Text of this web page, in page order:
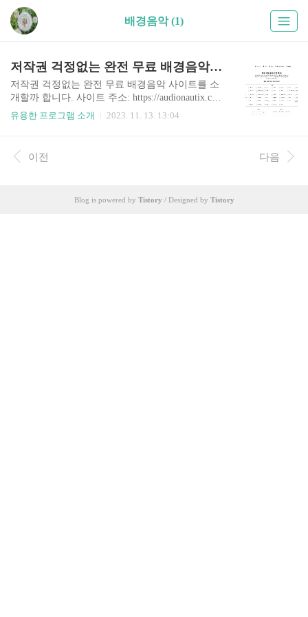
배경음악 (1)
저작권 걱정없는 완전 무료 배경음악(음원) 사이트
저작권 걱정없는 완전 무료 배경음악 사이트를 소
개할까 합니다. 사이트 주소: https://audionautix.co
m/ Free Production Music by Jason Shaw Audionauti
쇼가 제공하는 무료 음원 사이트입니다. 사용하기
위해서는 음원출처에 작곡가 이름만 표기하시면
유용한 프로그램 소개 2023. 11. 13. 13:04
이전 다음
Blog is powered by Tistory / Designed by Tistory